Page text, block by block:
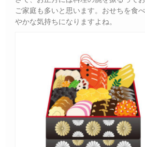
ご家庭も多いと思います。おせちを食
やかな気持ちになりますよね。